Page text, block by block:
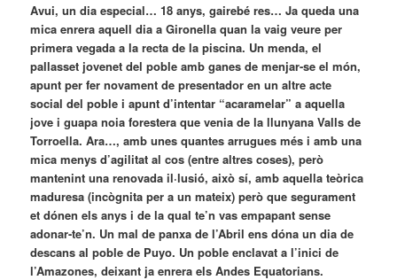
Avui, un dia especial… 18 anys, gairebé res… Ja queda una
mica enrera aquell dia a Gironella quan la vaig veure per
primera vegada a la recta de la piscina. Un menda, el
pallasset jovenet del poble amb ganes de menjar-se el món,
apunt per fer novament de presentador en un altre acte
social del poble i apunt d’intentar “acaramelar” a aquella
jove i guapa noia forestera que venia de la llunyana Valls de
Torroella. Ara…, amb unes quantes arrugues més i amb una
mica menys d’agilitat al cos (entre altres coses), però
mantenint una renovada il·lusió, això sí, amb aquella teòrica
maduresa (incògnita per a un mateix) però que segurament
et dónen els anys i de la qual te’n vas empapant sense
adonar-te’n. Un mal de panxa de l’Abril ens dóna un dia de
descans al poble de Puyo. Un poble enclavat a l’inici de
l’Amazones, deixant ja enrera els Andes Equatorians.